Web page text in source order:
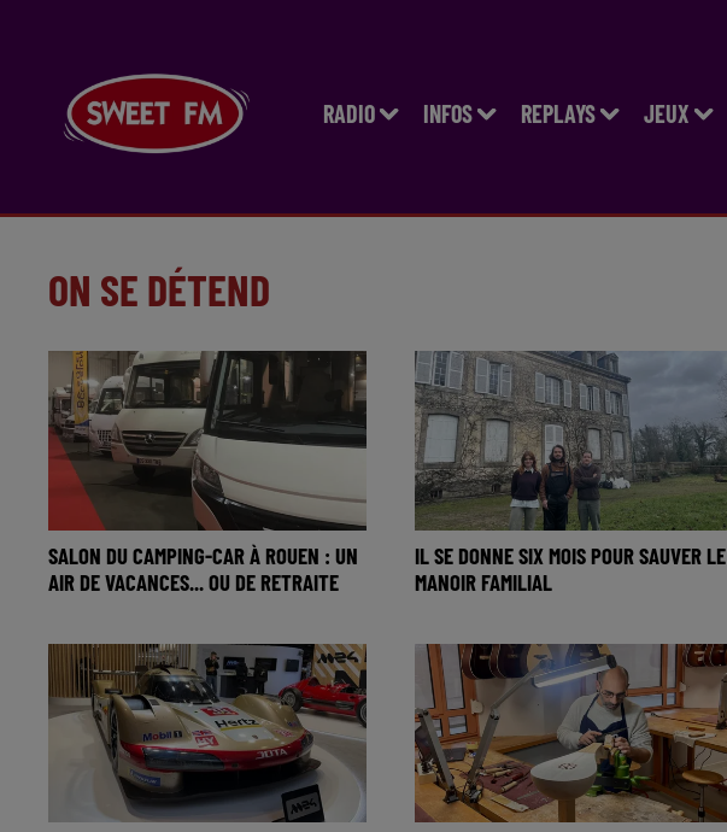
RADIO INFOS REPLAYS JEUX
ON SE DÉTEND
SALON DU CAMPING-CAR À ROUEN : UN
AIR DE VACANCES... OU DE RETRAITE
IL SE DONNE SIX MOIS POUR SAUVER LE
MANOIR FAMILIAL